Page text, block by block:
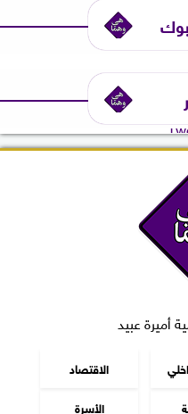
أميرة عبيد
الاقتصاد
الأسرة